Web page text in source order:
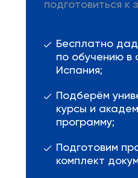
подготовиться к
Бесплатно
по обучению в
Испания;
Подберём
курсы и
программу;
Подготовим
комплект